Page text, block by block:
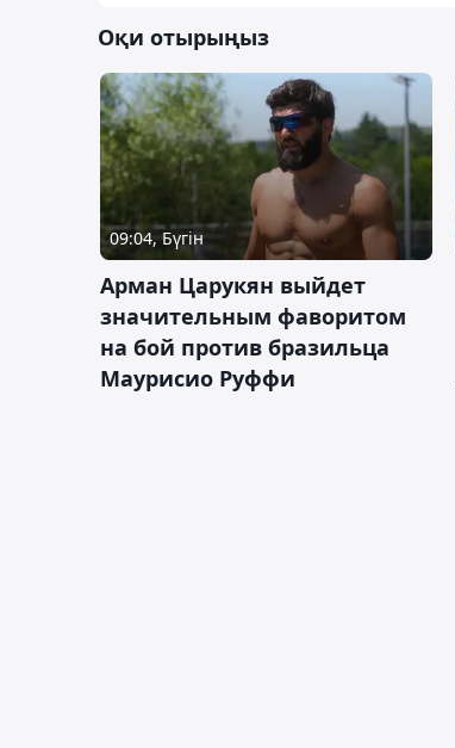
Оқи отырыңыз
09:04, Бүгін
Арман Царукян выйдет
значительным фаворитом
на бой против бразильца
Маурисио Руффи